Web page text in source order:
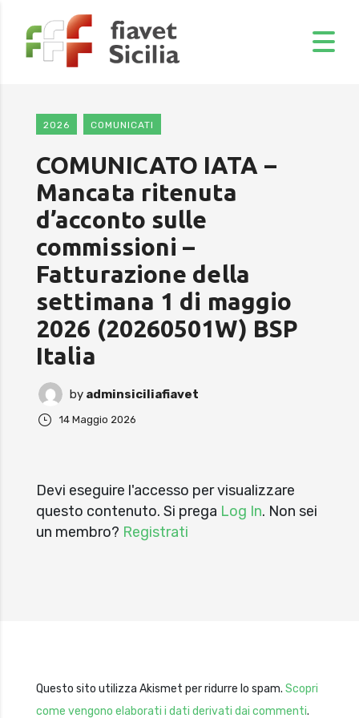
2026 COMUNICATI
COMUNICATO IATA –
Mancata ritenuta
d’acconto sulle
commissioni –
Fatturazione della
settimana 1 di maggio
2026 (20260501W) BSP
Italia
by adminsiciliafiavet
14 Maggio 2026
Devi eseguire l'accesso per visualizzare
questo contenuto. Si prega Log In. Non sei
un membro? Registrati
Questo sito utilizza Akismet per ridurre lo spam. Scopri
come vengono elaborati i dati derivati dai commenti.